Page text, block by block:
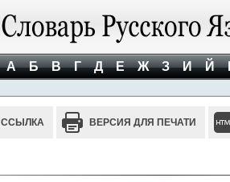
А Б В Г Д Е Ж З И Й
ССЫЛКА ВЕРСИЯ ДЛЯ ПЕЧАТИ